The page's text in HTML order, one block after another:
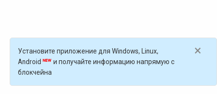
×
Установите приложение для Windows, Linux,
Android
и получайте информацию напрямую с
блокчейна